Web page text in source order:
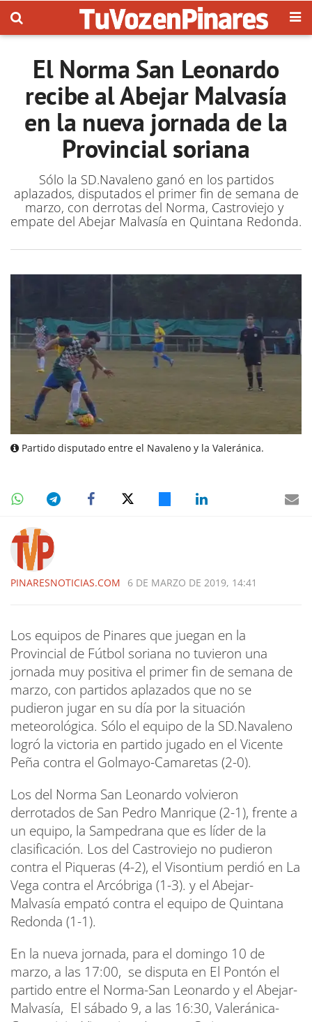
El Norma San Leonardo
recibe al Abejar Malvasía
en la nueva jornada de la
Provincial soriana
Sólo la SD.Navaleno ganó en los partidos
aplazados, disputados el primer fin de semana de
marzo, con derrotas del Norma, Castroviejo y
empate del Abejar Malvasía en Quintana Redonda.
Partido disputado entre el Navaleno y la Valeránica.
PINARESNOTICIAS.COM 6 DE MARZO DE 2019, 14:41
Los equipos de Pinares que juegan en la
Provincial de Fútbol soriana no tuvieron una
jornada muy positiva el primer fin de semana de
marzo, con partidos aplazados que no se
pudieron jugar en su día por la situación
meteorológica. Sólo el equipo de la SD.Navaleno
logró la victoria en partido jugado en el Vicente
Peña contra el Golmayo-Camaretas (2-0).
Los del Norma San Leonardo volvieron
derrotados de San Pedro Manrique (2-1), frente a
un equipo, la Sampedrana que es líder de la
clasificación. Los del Castroviejo no pudieron
contra el Piqueras (4-2), el Visontium perdió en La
Vega contra el Arcóbriga (1-3). y el Abejar-
Malvasía empató contra el equipo de Quintana
Redonda (1-1).
En la nueva jornada, para el domingo 10 de
marzo, a las 17:00, se disputa en El Pontón el
partido entre el Norma-San Leonardo y el Abejar-
Malvasía, El sábado 9, a las 16:30, Valeránica-